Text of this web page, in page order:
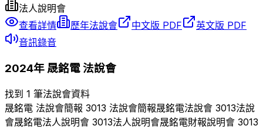
法人說明會
查看詳情
歷年法說會 中文版 PDF
英文版 PDF
音訊錄音
2024年 晟銘電法說會
找到 1 筆法說會資料
晟銘電 法說會簡報 3013 法說會簡報晟銘電法說會 3013法說
會晟銘電法人說明會 3013法人說明會晟銘電財報說明會 3013